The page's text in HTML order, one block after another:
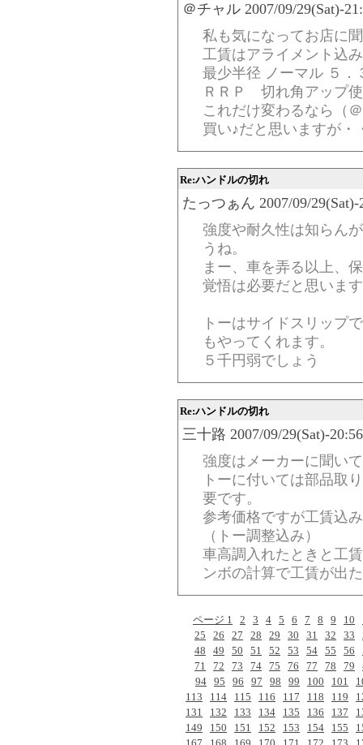
＠チャル 2007/09/29(Sat)-
私も気になってお店に
工賃はアライメント込
最少半径 ノーマル ５．
ＲＲＰ 切れ角アップ
これだけ変わるなら（
買い♪だと思いますが・
Re:ハンドルの切れ
たっつぁん 2007/09/29(Sat)-
強度や耐久性は知らん
うね。
まー、車を弄る以上、
覚悟は必要だと思いま
トーはサイドスリップ
もやってくれます。
５千円弱でしょう
Re:ハンドルの切れ
三十路 2007/09/29(Sat)-
強度はメーカーに聞い
トーに付いては部品取
要です。
参考価格ですが工賃込
（トー調整込み）
車高調入れたときと工
ンボの計算で工賃が出
ページ 1 2 3 4 5 6 7 8 9 10
25
26 27 28 29 30 31 32 33
48
49 50 51 52 53 54 55 56
71
72 73 74 75 76 77 78 79
94 95 96 97 98 99 100 101
113
114 115 116 117 118 119
131
132 133 134 135 136 137
149
150 151 152 153 154 155